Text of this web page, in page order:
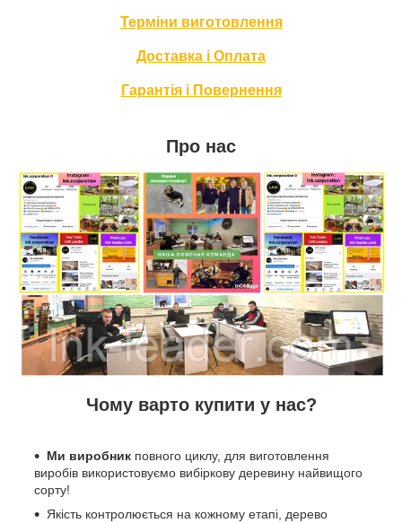
Терміни виготовлення
Доставка і Оплата
Гарантія і Повернення
Про нас
Чому варто купити у нас?
Ми виробник повного циклу, для виготовлення
виробів використовуємо вибіркову деревину найвищого
сорту!
Якість контролюється на кожному етапі, дерево